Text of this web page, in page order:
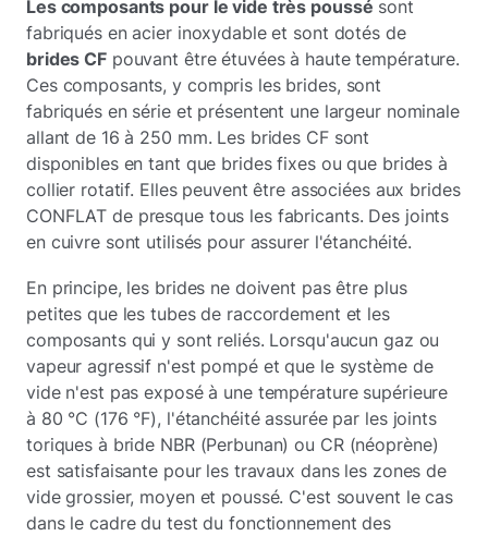
Les composants pour le vide très poussé sont
fabriqués en acier inoxydable et sont dotés de
brides CFpouvant être étuvées à haute température.
Ces composants, y compris les brides, sont
fabriqués en série et présentent une largeur nominale
allant de 16 à 250 mm. Les brides CF sont
disponibles en tant que brides fixes ou que brides à
collier rotatif. Elles peuvent être associées aux brides
CONFLAT de presque tous les fabricants. Des joints
en cuivre sont utilisés pour assurer l'étanchéité.
En principe, les brides ne doivent pas être plus
petites que les tubes de raccordement et les
composants qui y sont reliés. Lorsqu'aucun gaz ou
vapeur agressif n'est pompé et que le système de
vide n'est pas exposé à une température supérieure
à 80 °C (176 °F), l'étanchéité assurée par les joints
toriques à bride NBR (Perbunan) ou CR (néoprène)
est satisfaisante pour les travaux dans les zones de
vide grossier, moyen et poussé. C'est souvent le cas
dans le cadre du test du fonctionnement des